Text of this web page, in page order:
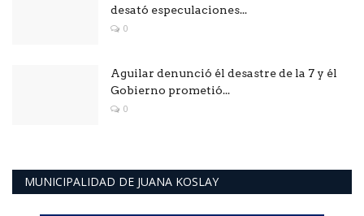
desató especulaciones...
0
Aguilar denunció él desastre de la 7 y él
Gobierno prometió...
0
MUNICIPALIDAD DE JUANA KOSLAY